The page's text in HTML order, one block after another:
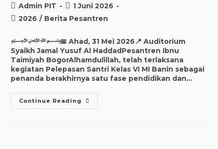
Admin PIT
1 Juni 2026
2026 / Berita Pesantren
﷽📅 Ahad, 31 Mei 2026📍 Auditorium
Syaikh Jamal Yusuf Al HaddadPesantren Ibnu
Taimiyah BogorAlhamdulillah, telah terlaksana
kegiatan Pelepasan Santri Kelas VI MI Banin sebagai
penanda berakhirnya satu fase pendidikan dan…
Continue Reading